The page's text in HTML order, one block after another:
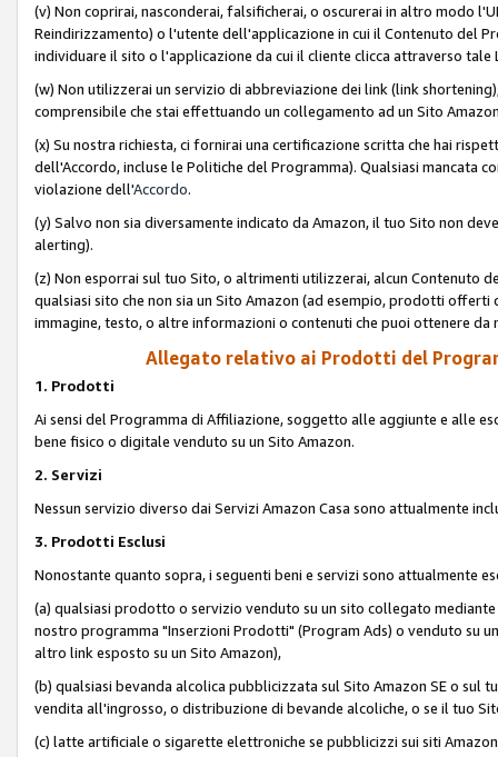
(v) Non coprirai, nasconderai, falsificherai, o oscurerai in altro modo
Reindirizzamento) o l'utente dell'applicazione in cui il Contenuto del
individuare il sito o l'applicazione da cui il cliente clicca attraverso tale
(w) Non utilizzerai un servizio di abbreviazione dei link (link
comprensibile che stai effettuando un collegamento ad un Sito
(x) Su nostra richiesta, ci fornirai una certificazione scritta che hai
dell'Accordo, incluse le Politiche del Programma). Qualsiasi mancata
violazione dell'Accordo.
(y) Salvo non sia diversamente indicato da Amazon, il tuo Sito non
alerting).
(z) Non esporrai sul tuo Sito, o altrimenti utilizzerai, alcun Contenuto
qualsiasi sito che non sia un Sito Amazon (ad esempio, prodotti
immagine, testo, o altre informazioni o contenuti che puoi ottenere da
Allegato relativo ai Prodotti del
1. Prodotti
Ai sensi del Programma di Affiliazione, soggetto alle aggiunte e alle
bene fisico o digitale venduto su un Sito Amazon.
2. Servizi
Nessun servizio diverso dai Servizi Amazon Casa sono attualmente
3. Prodotti Esclusi
Nonostante quanto sopra, i seguenti beni e servizi sono attualmente
(a) qualsiasi prodotto o servizio venduto su un sito collegato
nostro programma "Inserzioni Prodotti" (Program Ads) o venduto su
altro link esposto su un Sito Amazon),
(b) qualsiasi bevanda alcolica pubblicizzata sul Sito Amazon SE o sul
vendita all'ingrosso, o distribuzione di bevande alcoliche, o se il tuo
(c) latte artificiale o sigarette elettroniche se pubblicizzi sui siti Amazon